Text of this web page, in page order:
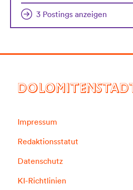
3 Postings anzeigen
Impressum
Redaktionsstatut
Datenschutz
KI-Richtlinien